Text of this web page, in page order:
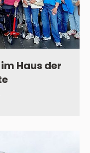
Haus der